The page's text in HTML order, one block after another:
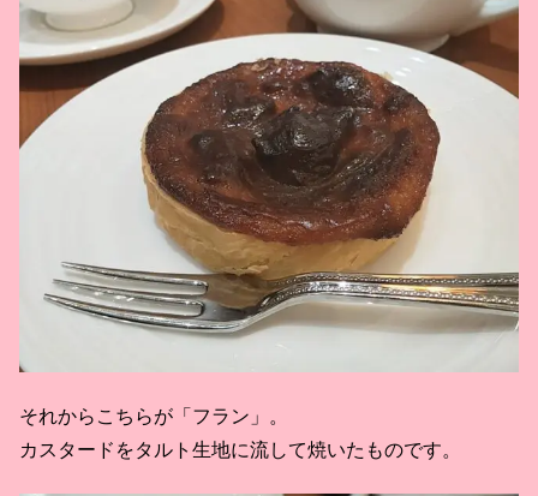
それからこちらが「フラン」。
カスタードをタルト生地に流して焼いたものです。